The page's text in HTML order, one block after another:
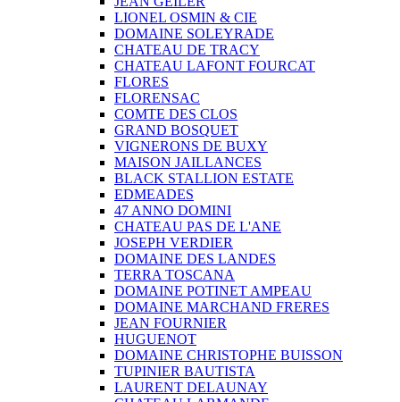
LIONEL OSMIN & CIE
DOMAINE SOLEYRADE
CHATEAU DE TRACY
CHATEAU LAFONT FOURCAT
FLORES
FLORENSAC
COMTE DES CLOS
GRAND BOSQUET
VIGNERONS DE BUXY
MAISON JAILLANCES
BLACK STALLION ESTATE
EDMEADES
47 ANNO DOMINI
CHATEAU PAS DE L'ANE
JOSEPH VERDIER
DOMAINE DES LANDES
TERRA TOSCANA
DOMAINE POTINET AMPEAU
DOMAINE MARCHAND FRERES
JEAN FOURNIER
HUGUENOT
DOMAINE CHRISTOPHE BUISSON
TUPINIER BAUTISTA
LAURENT DELAUNAY